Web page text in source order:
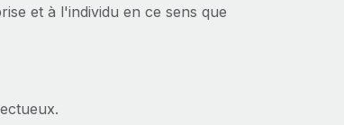
et à l'individu en ce sens que